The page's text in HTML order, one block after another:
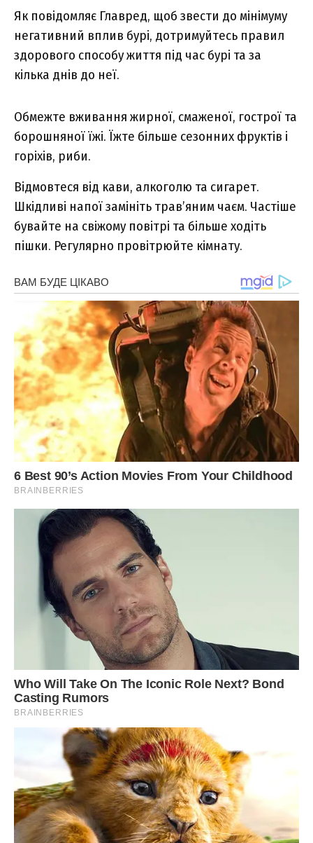
Як повідомляє Главред, щоб звести до мінімуму
негативний вплив бурі, дотримуйтесь правил
здорового способу життя під час бурі та за
кілька днів до неї.
Обмежте вживання жирної, смаженої, гострої та
борошняної їжі. Їжте більше сезонних фруктів і
горіхів, риби.
Відмовтеся від кави, алкоголю та сигарет.
Шкідливі напої замініть трав’яним чаєм. Частіше
бувайте на свіжому повітрі та більше ходіть
пішки. Регулярно провітрюйте кімнату.